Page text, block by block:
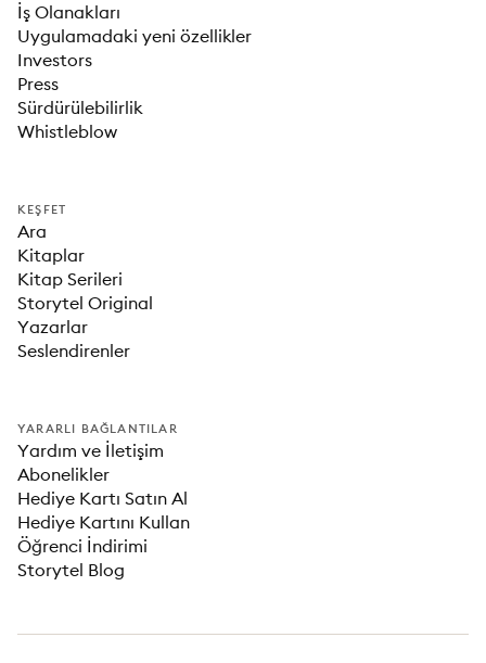
İş Olanakları
Uygulamadaki yeni özellikler
Investors
Press
Sürdürülebilirlik
Whistleblow
KEŞFET
Ara
Kitaplar
Kitap Serileri
Storytel Original
Yazarlar
Seslendirenler
YARARLI BAĞLANTILAR
Yardım ve İletişim
Abonelikler
Hediye Kartı Satın Al
Hediye Kartını Kullan
Öğrenci İndirimi
Storytel Blog